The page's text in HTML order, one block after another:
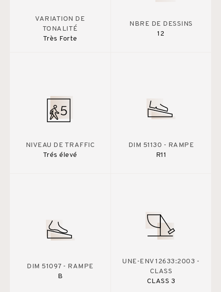
VARIATION DE
TONALITÉ
Très Forte
NBRE DE DESSINS
12
NIVEAU DE TRAFFIC
Trés élevé
DIM 51130 - RAMPE
R11
DIM 51097 - RAMPE
B
UNE-ENV 12633:2003 -
CLASS
CLASS 3